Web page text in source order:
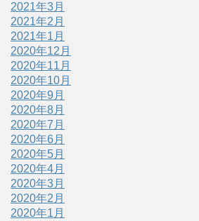
2021年3月
2021年2月
2021年1月
2020年12月
2020年11月
2020年10月
2020年9月
2020年8月
2020年7月
2020年6月
2020年5月
2020年4月
2020年3月
2020年2月
2020年1月